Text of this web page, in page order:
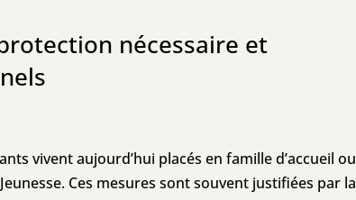
nécessaire et
vivent aujourd’hui placés en famille d’accueil ou
Ces mesures sont souvent justifiées par la